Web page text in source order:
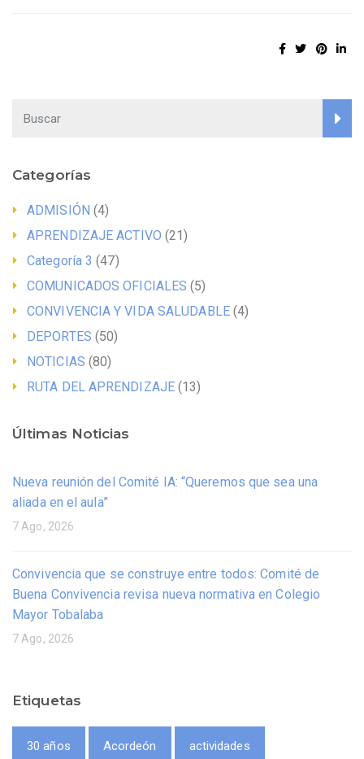
Categorías
ADMISIÓN (4)
APRENDIZAJE ACTIVO (21)
Categoría 3 (47)
COMUNICADOS OFICIALES (5)
CONVIVENCIA Y VIDA SALUDABLE(4)
DEPORTES (50)
NOTICIAS (80)
RUTA DEL APRENDIZAJE (13)
Últimas Noticias
Nueva reunión del Comité IA: “Queremos que sea una
aliada en el aula”
7 Ago, 2026
Convivencia que se construye entre todos: Comité de
Buena Convivencia revisa nueva normativa en Colegio
Mayor Tobalaba
7 Ago, 2026
Etiquetas
30 años Acordeón actividades